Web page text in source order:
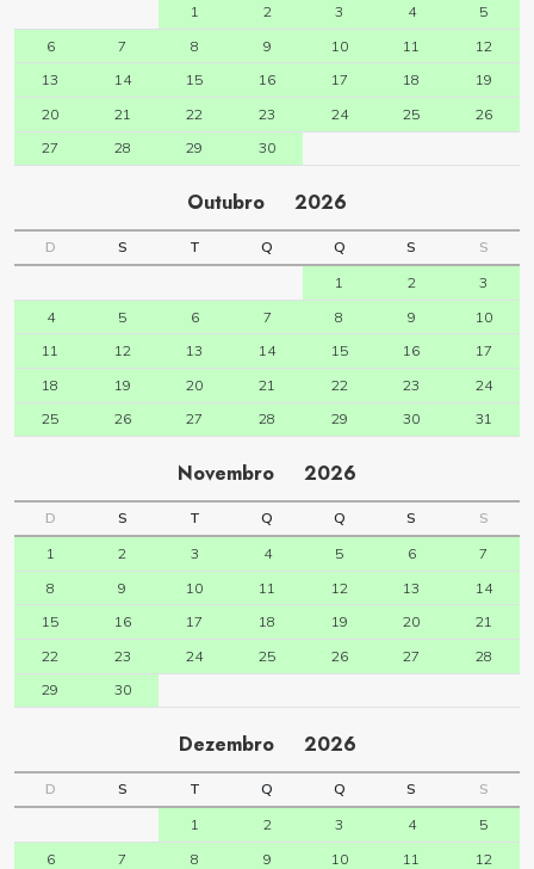
1
2 3 4
5
6
7 8 9 10 11
12
13
14 15 16 17 18
19
20
21 22 23 24 25
26
27
28 29 30
Outubro 2026
D S T Q Q S
S
1
2
3
4
5 6 7 8 9
10
11
12 13 14 15 16
17
18
19 20 21 22 23
24
25
26 27 28 29 30 31
Novembro 2026
D S T Q Q S
S
1
2 3 4 5 6
7
8
9 10 11 12 13
14
15
16 17 18 19 20
21
22
23 24 25 26 27
28
29
30
Dezembro 2026
D S T Q Q S
S
1
2 3 4
5
6
7 8 9 10 11 12